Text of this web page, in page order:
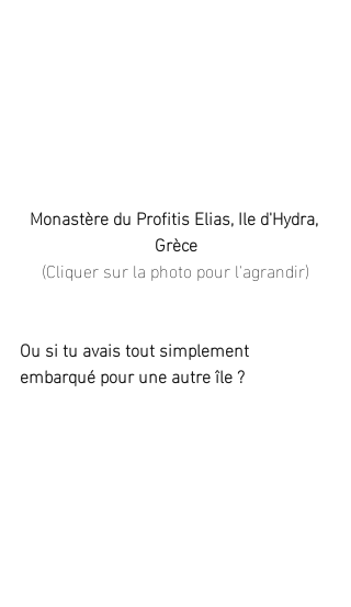
Monastère du Profitis Elias, Ile d'Hydra,
Grèce
(Cliquer sur la photo pour l'agrandir)
Ou si tu avais tout simplement
embarqué pour une autre île ?